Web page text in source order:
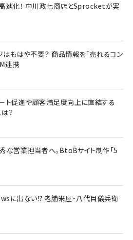
速化！ 中川政七商店とSprocketが実
もはや不要？ 商品情報を「売れるコン
連携
ト促進や顧客満足度向上に直結する
？
な営業担当者へ。BtoBサイト制作「5
に出ない!? 老舗米屋・八代目儀兵衛